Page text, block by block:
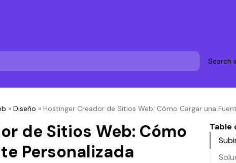
Search
» Diseño » Hostinger Creador de Sitios Web: Cómo Cargar una
de Sitios Web: Cómo
Personalizada
Table